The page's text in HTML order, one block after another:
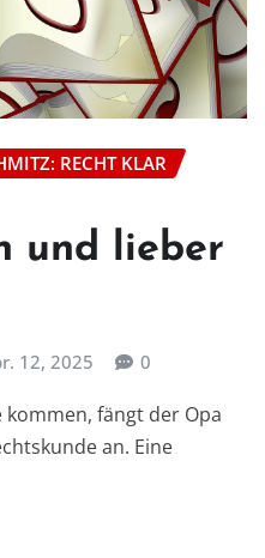
RECHT KLAR
und lieber
12, 2025 0
kommen, fängt der Opa
an. Eine